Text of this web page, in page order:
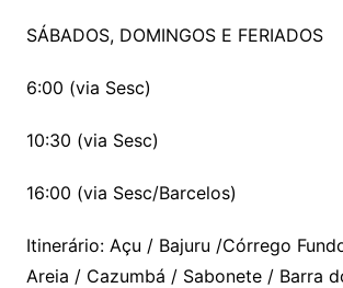
SÁBADOS, DOMINGOS E FERIADOS
6:00 (via Sesc)
10:30 (via Sesc)
16:00 (via Sesc/Barcelos)
Itinerário: Açu / Bajuru /Córrego
Areia / Cazumbá / Sabonete / Barra